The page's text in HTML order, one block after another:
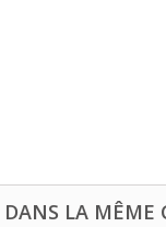
LA MÊME